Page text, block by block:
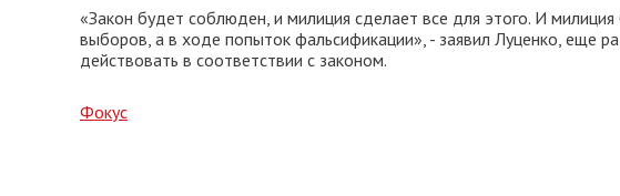
«Закон будет соблюден, и милиция сделает все для этого. И
выборов, а в ходе попыток фальсификации», - заявил Луценко, еще
действовать в соответствии с законом.
Фокус